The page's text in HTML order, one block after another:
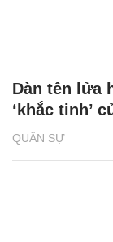
QUÂN SỰ
Dàn tên lửa
‘khắc tinh’